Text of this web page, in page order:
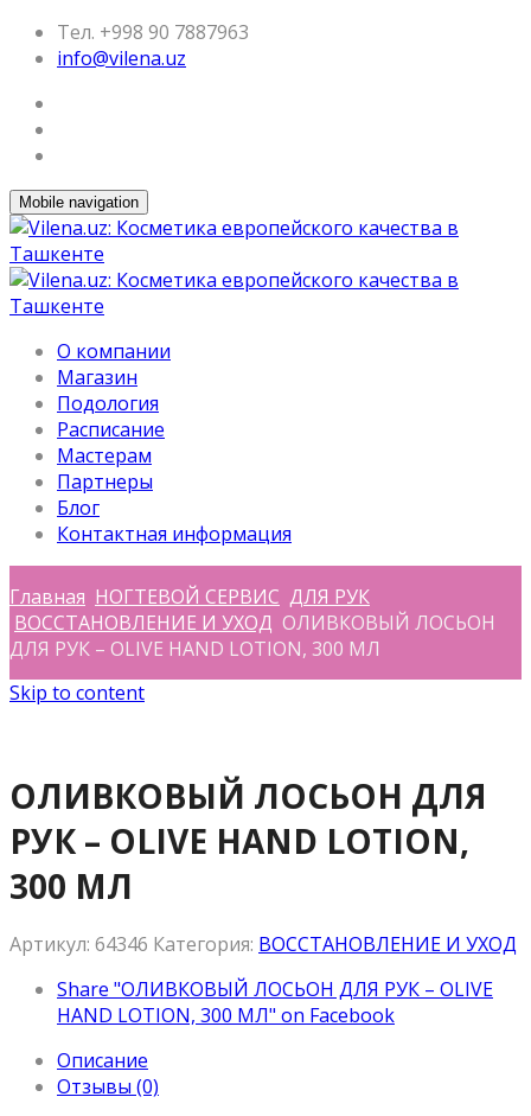
Тел. +998 90 7887963
info@vilena.uz
Mobile navigation
О компании
Магазин
Подология
Расписание
Мастерам
Партнеры
Блог
Контактная информация
Главная НОГТЕВОЙ СЕРВИС ДЛЯ РУК
ВОССТАНОВЛЕНИЕ И УХОД ОЛИВКОВЫЙ ЛОСЬОН
ДЛЯ РУК – OLIVE HAND LOTION, 300 МЛ
Skip to content
ОЛИВКОВЫЙ ЛОСЬОН ДЛЯ
РУК – OLIVE HAND LOTION,
300 МЛ
Артикул: 64346 Категория: ВОССТАНОВЛЕНИЕ И УХОД
Share "ОЛИВКОВЫЙ ЛОСЬОН ДЛЯ РУК – OLIVE
HAND LOTION, 300 МЛ" on Facebook
Описание
Отзывы (0)